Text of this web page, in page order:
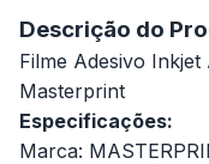
Descrição do
Filme Adesivo
Masterprint
Especificações:
Marca: